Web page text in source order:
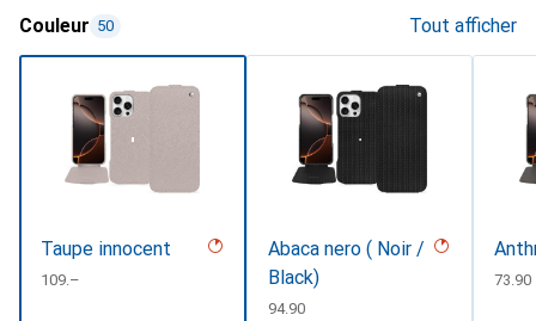
Couleur 50 Tout afficher
Taupe innocent
CHF
109.–
Abaca nero ( Noir /
Black)
CHF
94.90
CHF
73.90